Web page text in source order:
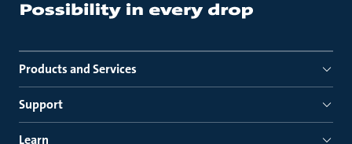
Products and Services
Support
Learn